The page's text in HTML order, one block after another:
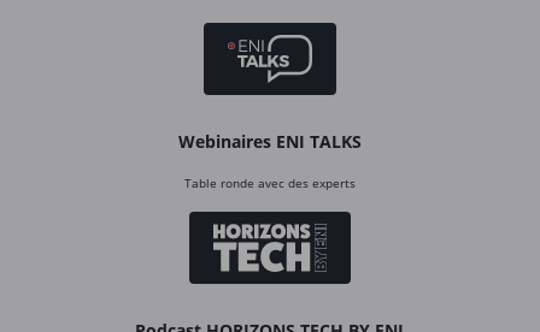
Webinaires ENI TALKS
Table ronde avec des experts